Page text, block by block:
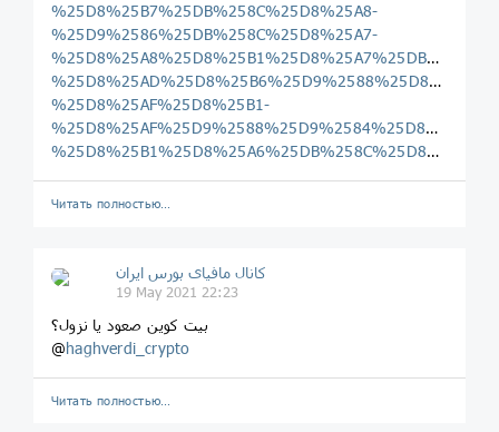
%25D8%25B7%25DB%258C%25D8%25A8-
%25D9%2586%25DB%258C%25D8%25A7-
%25D8%25A8%25D8%25B1%25D8%25A7%25DB%258C-
%25D8%25AD%25D8%25B6%25D9%2588%25D8%25B1-
%25D8%25AF%25D8%25B1-
%25D8%25AF%25D9%2588%25D9%2584%25D8%25AA-
%25D8%25B1%25D8%25A6%25DB%258C%25D8%25B3%25DB%258C/amp
Читать полностью…
کانال مافیای بورس ایران
19 May 2021 22:23
بیت کوین صعود یا نزول؟
@haghverdi_crypto
Читать полностью…